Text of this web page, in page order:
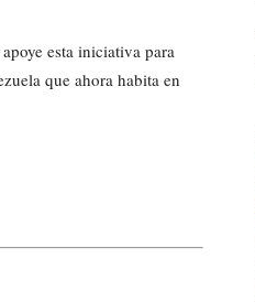
esta iniciativa para
que ahora habita en